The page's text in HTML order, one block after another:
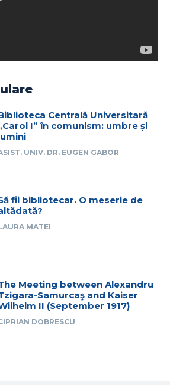
Centrală Universitară
I” în comunism: umbre și
UNIV. DR. EUGEN GABOR
fii bibliotecar. O meserie de
MATEI
Meeting between Alexandru
Samurcaş and Kaiser
II (September 1917)
DOBRESCU